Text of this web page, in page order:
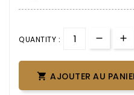
QUANTITY :
 AJOUTER AU